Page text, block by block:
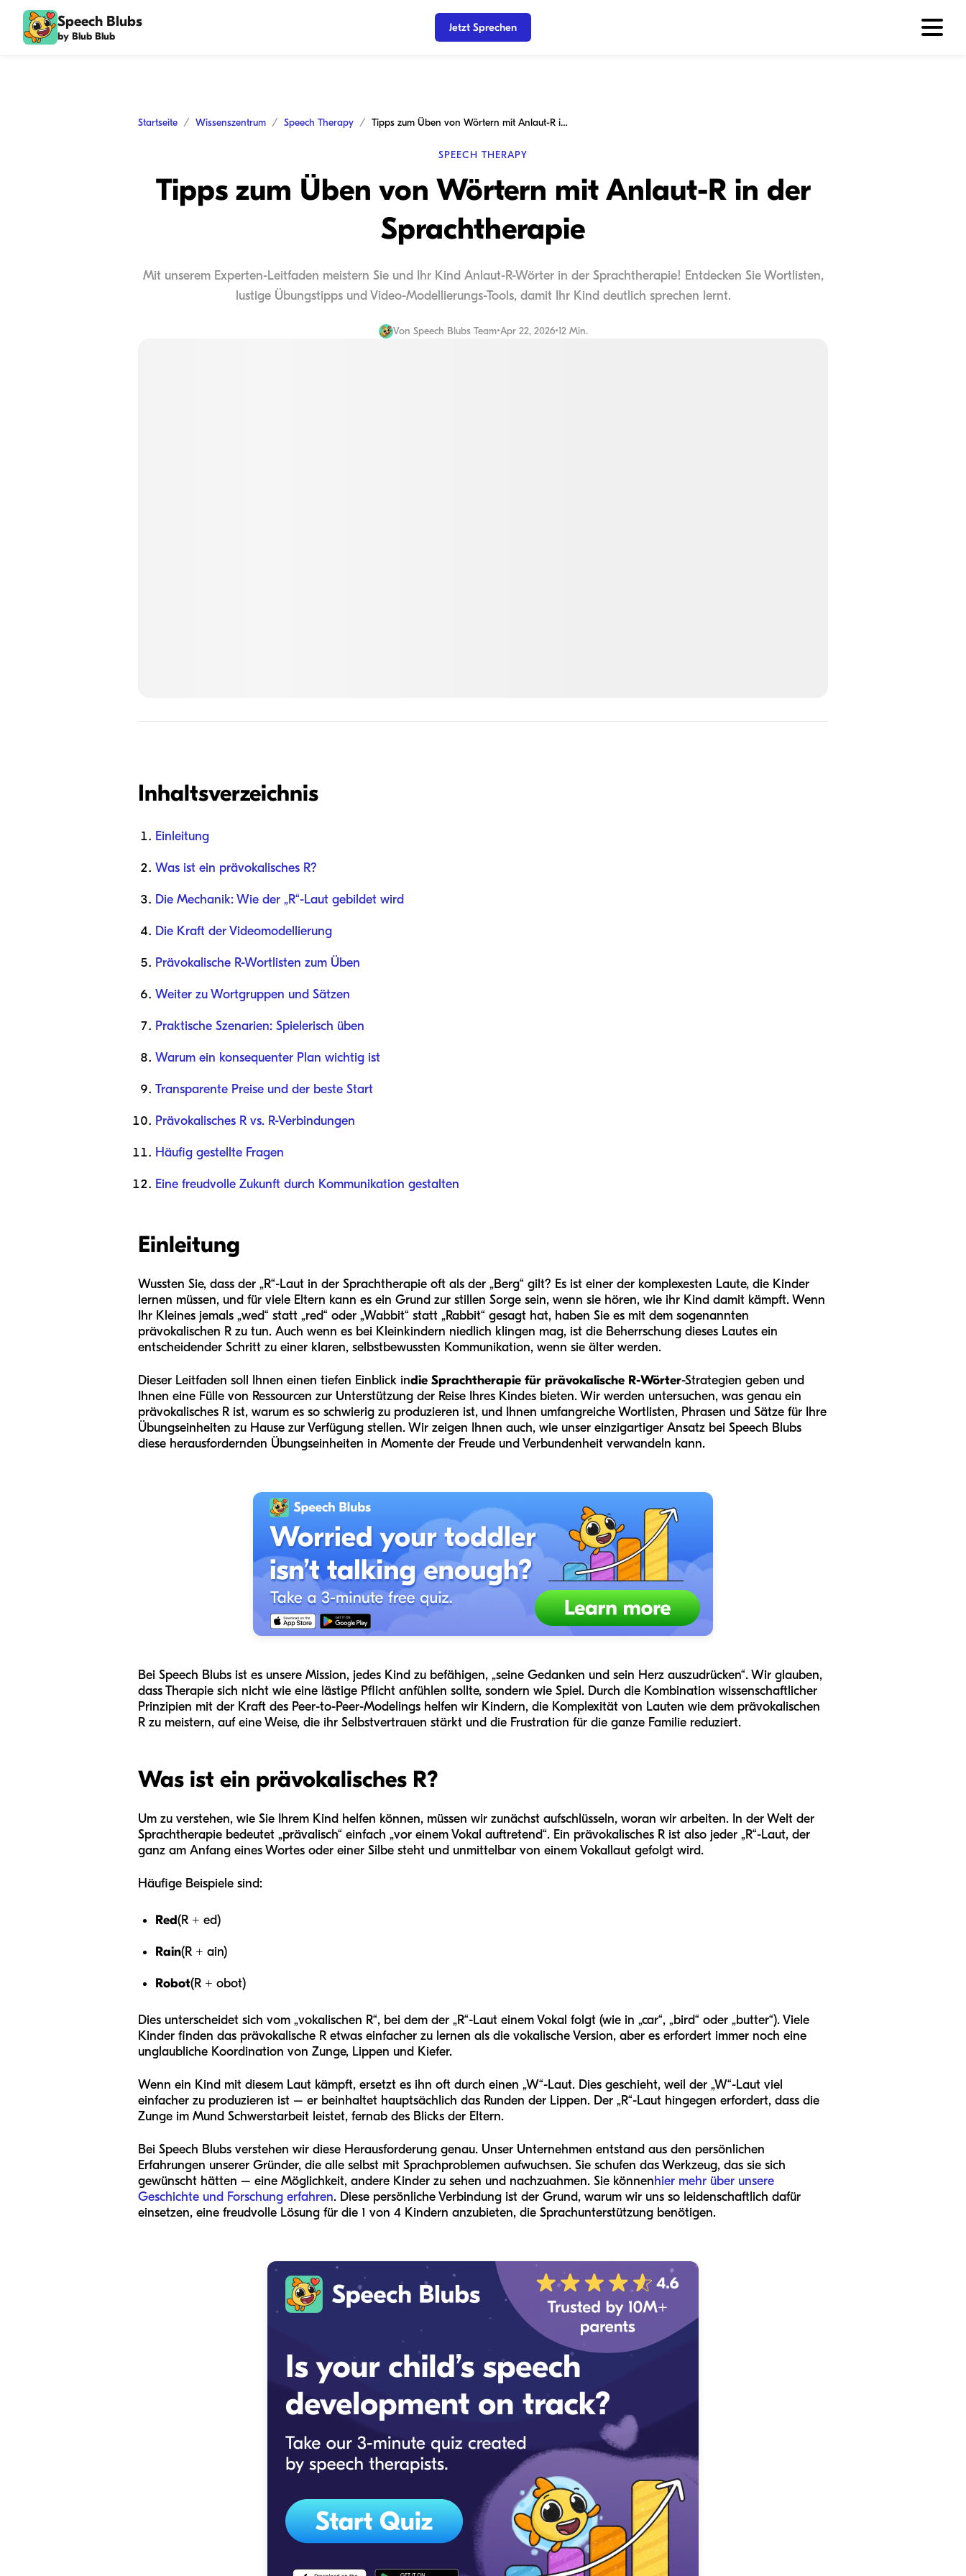
Speech Blubs
by Blub Blub
Jetzt Sprechen
Startseite Wissenszentrum Speech Therapy Tipps zum Üben von Wörtern mit Anlaut-R in der Sprachtherapie
SPEECH THERAPY
Tipps zum Üben von Wörtern mit Anlaut-R in der
Sprachtherapie
Mit unserem Experten-Leitfaden meistern Sie und Ihr Kind Anlaut-R-Wörter in der Sprachtherapie! Entdecken Sie Wortlisten,
lustige Übungstipps und Video-Modellierungs-Tools, damit Ihr Kind deutlich sprechen lernt.
Von Speech Blubs Team•Apr 22, 2026•12 Min.
Inhaltsverzeichnis
Einleitung
Was ist ein prävokalisches R?
Die Mechanik: Wie der „R“-Laut gebildet wird
Die Kraft der Videomodellierung
Prävokalische R-Wortlisten zum Üben
Weiter zu Wortgruppen und Sätzen
Praktische Szenarien: Spielerisch üben
Warum ein konsequenter Plan wichtig ist
Transparente Preise und der beste Start
Prävokalisches R vs. R-Verbindungen
Häufig gestellte Fragen
Eine freudvolle Zukunft durch Kommunikation gestalten
Einleitung
Wussten Sie, dass der „R“-Laut in der Sprachtherapie oft als der „Berg“ gilt? Es ist einer der komplexesten Laute, die Kinder
lernen müssen, und für viele Eltern kann es ein Grund zur stillen Sorge sein, wenn sie hören, wie ihr Kind damit kämpft. Wenn
Ihr Kleines jemals „wed“ statt „red“ oder „Wabbit“ statt „Rabbit“ gesagt hat, haben Sie es mit dem sogenannten
prävokalischen R zu tun. Auch wenn es bei Kleinkindern niedlich klingen mag, ist die Beherrschung dieses Lautes ein
entscheidender Schritt zu einer klaren, selbstbewussten Kommunikation, wenn sie älter werden.
Dieser Leitfaden soll Ihnen einen tiefen Einblick indie Sprachtherapie für prävokalische R-Wörter-Strategien geben und
Ihnen eine Fülle von Ressourcen zur Unterstützung der Reise Ihres Kindes bieten. Wir werden untersuchen, was genau ein
prävokalisches R ist, warum es so schwierig zu produzieren ist, und Ihnen umfangreiche Wortlisten, Phrasen und Sätze für Ihre
Übungseinheiten zu Hause zur Verfügung stellen. Wir zeigen Ihnen auch, wie unser einzigartiger Ansatz bei Speech Blubs
diese herausfordernden Übungseinheiten in Momente der Freude und Verbundenheit verwandeln kann.
Bei Speech Blubs ist es unsere Mission, jedes Kind zu befähigen, „seine Gedanken und sein Herz auszudrücken“. Wir glauben,
dass Therapie sich nicht wie eine lästige Pflicht anfühlen sollte, sondern wie Spiel. Durch die Kombination wissenschaftlicher
Prinzipien mit der Kraft des Peer-to-Peer-Modelings helfen wir Kindern, die Komplexität von Lauten wie dem prävokalischen
R zu meistern, auf eine Weise, die ihr Selbstvertrauen stärkt und die Frustration für die ganze Familie reduziert.
Was ist ein prävokalisches R?
Um zu verstehen, wie Sie Ihrem Kind helfen können, müssen wir zunächst aufschlüsseln, woran wir arbeiten. In der Welt der
Sprachtherapie bedeutet „prävalisch“ einfach „vor einem Vokal auftretend“. Ein prävokalisches R ist also jeder „R“-Laut, der
ganz am Anfang eines Wortes oder einer Silbe steht und unmittelbar von einem Vokallaut gefolgt wird.
Häufige Beispiele sind:
Red(R + ed)
Rain(R + ain)
Robot(R + obot)
Dies unterscheidet sich vom „vokalischen R“, bei dem der „R“-Laut einem Vokal folgt (wie in „car“, „bird“ oder „butter“). Viele
Kinder finden das prävokalische R etwas einfacher zu lernen als die vokalische Version, aber es erfordert immer noch eine
unglaubliche Koordination von Zunge, Lippen und Kiefer.
Wenn ein Kind mit diesem Laut kämpft, ersetzt es ihn oft durch einen „W“-Laut. Dies geschieht, weil der „W“-Laut viel
einfacher zu produzieren ist – er beinhaltet hauptsächlich das Runden der Lippen. Der „R“-Laut hingegen erfordert, dass die
Zunge im Mund Schwerstarbeit leistet, fernab des Blicks der Eltern.
Bei Speech Blubs verstehen wir diese Herausforderung genau. Unser Unternehmen entstand aus den persönlichen
Erfahrungen unserer Gründer, die alle selbst mit Sprachproblemen aufwuchsen. Sie schufen das Werkzeug, das sie sich
gewünscht hätten – eine Möglichkeit, andere Kinder zu sehen und nachzuahmen. Sie könnenhier mehr über unsere
Geschichte und Forschung erfahren. Diese persönliche Verbindung ist der Grund, warum wir uns so leidenschaftlich dafür
einsetzen, eine freudvolle Lösung für die 1 von 4 Kindern anzubieten, die Sprachunterstützung benötigen.